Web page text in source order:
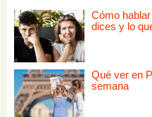
Cómo
dices y lo
Qué ver en
semana